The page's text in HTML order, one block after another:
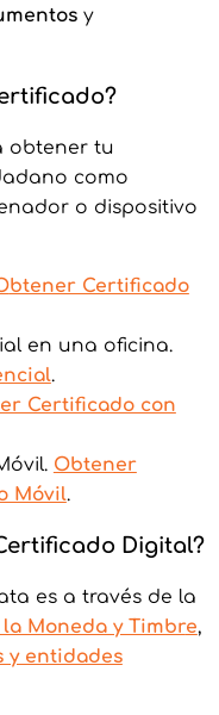
y
obtener tu
como
o dispositivo
btener Certificado
en una oficina.
.
Certificado con
Obtener
Móvil.
Digital?
es a través de la
Moneda y Timbre,
y entidades